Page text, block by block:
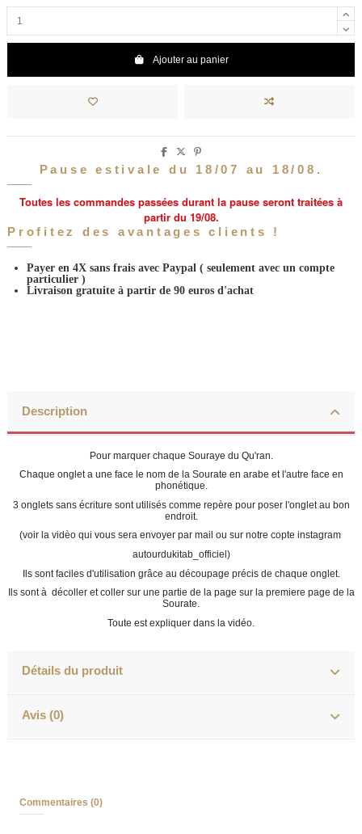
Ajouter au panier
Pause estivale du 18/07 au 18/08.
Toutes les commandes passées durant la pause seront traitées à
partir du 19/08.
Profitez des avantages clients !
Payer en 4X sans frais avec Paypal ( seulement avec un compte
particulier )
Livraison gratuite à partir de 90 euros d'achat
Description
Pour marquer chaque Souraye du Qu'ran.
Chaque onglet a une face le nom de la Sourate en arabe et l'autre face en
phonétique.
3 onglets sans écriture sont utilisés comme repère pour poser l'onglet au bon
endroit.
(voir la vidèo qui vous sera envoyer par mail ou sur notre copte instagram
autourdukitab_officiel)
Ils sont faciles d'utilisation grâce au découpage précis de chaque onglet.
Ils sont à décoller et coller sur une partie de la page sur la premiere page de la
Sourate.
Toute est expliquer dans la vidéo.
Détails du produit
Avis (0)
Commentaires (0)